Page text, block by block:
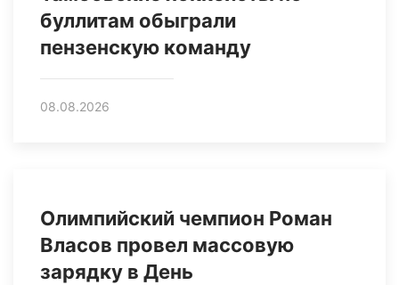
буллитам обыграли
пензенскую команду
08.08.2026
Олимпийский чемпион Роман
Власов провел массовую
зарядку в День